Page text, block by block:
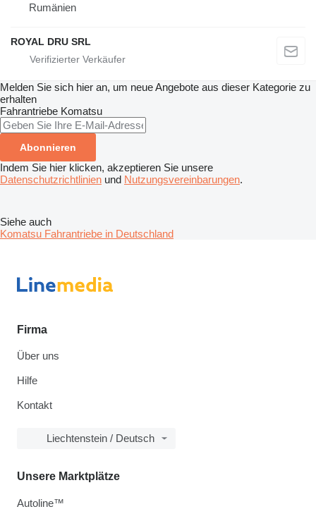
Rumänien
ROYAL DRU SRL
Melden Sie sich hier an, um neue Angebote aus dieser Kategorie zu
erhalten
Fahrantriebe Komatsu
Abonnieren
Indem Sie hier klicken, akzeptieren Sie unsere
Datenschutzrichtlinien und Nutzungsvereinbarungen.
Siehe auch
Komatsu Fahrantriebe in Deutschland
Firma
Über uns
Hilfe
Kontakt
Liechtenstein / Deutsch
Unsere Marktplätze
Autoline™